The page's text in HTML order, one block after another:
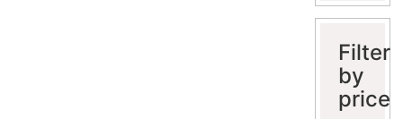
Filter
by
price